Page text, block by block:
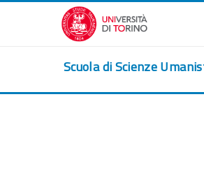
Vai al contenuto principale
Scuola di Scienze